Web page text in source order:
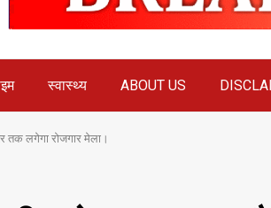
स्वास्थ्य ABOUT US
तक लगेगा रोजगार मेला।